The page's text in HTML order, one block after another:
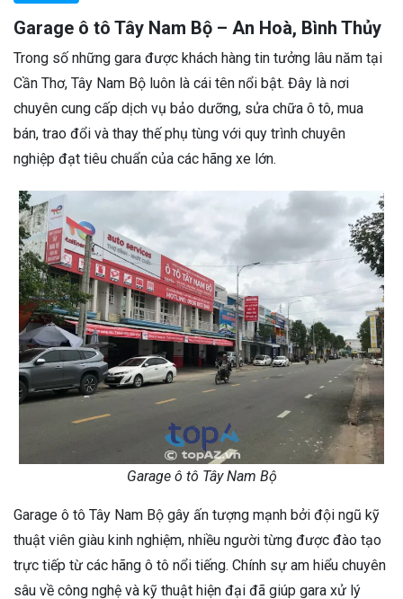
Garage ô tô Tây Nam Bộ – An Hoà, Bình Thủy
Trong số những gara được khách hàng tin tưởng lâu năm tại
Cần Thơ, Tây Nam Bộ luôn là cái tên nổi bật. Đây là nơi
chuyên cung cấp dịch vụ bảo dưỡng, sửa chữa ô tô, mua
bán, trao đổi và thay thế phụ tùng với quy trình chuyên
nghiệp đạt tiêu chuẩn của các hãng xe lớn.
Garage ô tô Tây Nam Bộ
Garage ô tô Tây Nam Bộ gây ấn tượng mạnh bởi đội ngũ kỹ
thuật viên giàu kinh nghiệm, nhiều người từng được đào tạo
trực tiếp từ các hãng ô tô nổi tiếng. Chính sự am hiểu chuyên
sâu về công nghệ và kỹ thuật hiện đại đã giúp gara xử lý